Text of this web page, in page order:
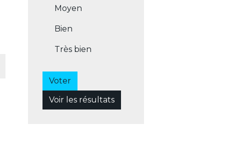
Moyen
Bien
Très bien
Voter
Voir les résultats